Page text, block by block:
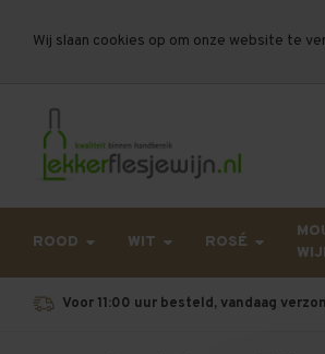
Wij slaan cookies op om onze website te
Let op, vanwege drukte
ROOD WIT ROSÉ
Voor 11:00 uur besteld, vandaag